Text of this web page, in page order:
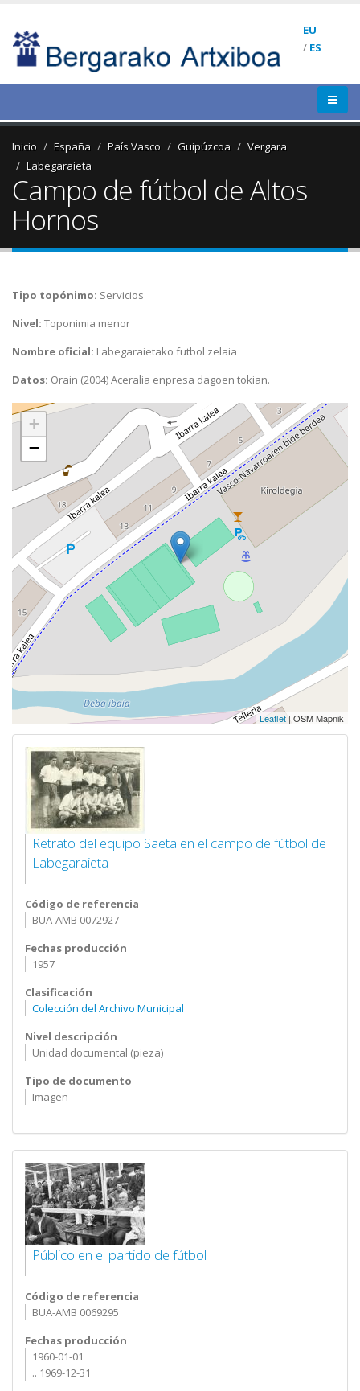
EU
/ ES
Inicio España País Vasco Guipúzcoa
Vergara
Labegaraieta
Campo de fútbol de Altos
Hornos
Tipo topónimo: Servicios
Nivel: Toponimia menor
Nombre oficial: Labegaraietako futbol zelaia
Datos: Orain (2004) Aceralia enpresa dagoen tokian.
+
−
Leaflet | OSM Mapnik
Retrato del equipo Saeta en el campo de fútbol de
Labegaraieta
Código de referencia
BUA-AMB 0072927
Fechas producción
1957
Clasificación
Colección del Archivo Municipal
Nivel descripción
Unidad documental (pieza)
Tipo de documento
Imagen
Público en el partido de fútbol
Código de referencia
BUA-AMB 0069295
Fechas producción
1960-01-01
.. 1969-12-31